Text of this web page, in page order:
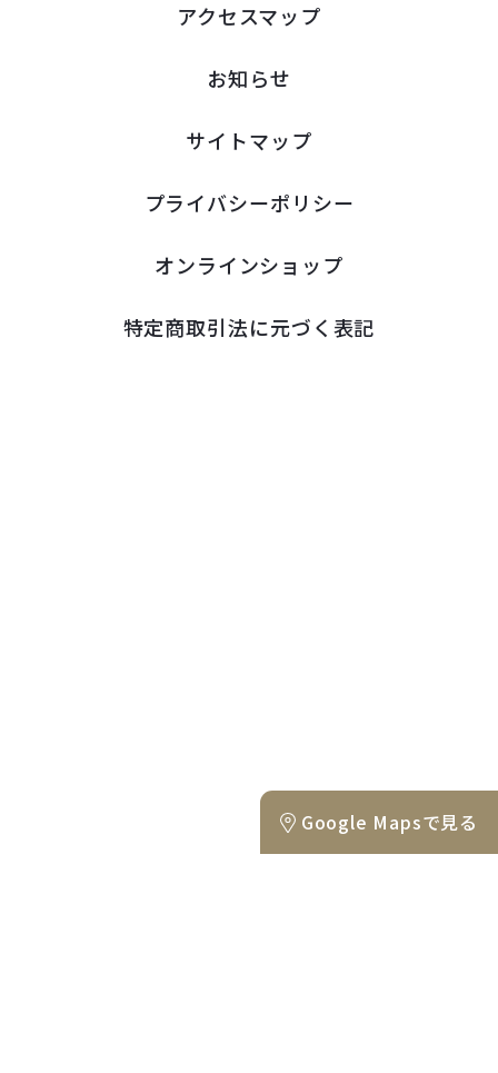
アクセスマップ
お知らせ
サイトマップ
プライバシーポリシー
オンラインショップ
特定商取引法に元づく表記
Google Mapsで見る